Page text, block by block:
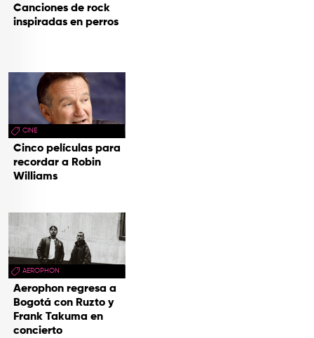
Canciones de rock
inspiradas en perros
CINE
Cinco películas para
recordar a Robin
Williams
AEROPHON
Aerophon regresa a
Bogotá con Ruzto y
Frank Takuma en
concierto